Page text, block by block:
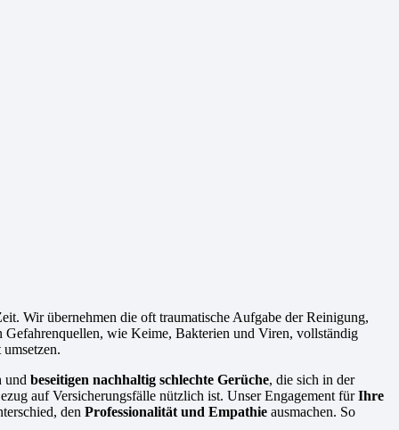
Wir übernehmen die oft traumatische Aufgabe der Reinigung,
Gefahrenquellen, wie Keime, Bakterien und Viren, vollständig
und beseitigen nachhaltig schlechte Gerüche, die sich in der
auf Versicherungsfälle nützlich ist. Unser Engagement fürIhre
den Professionalität und Empathie ausmachen. So